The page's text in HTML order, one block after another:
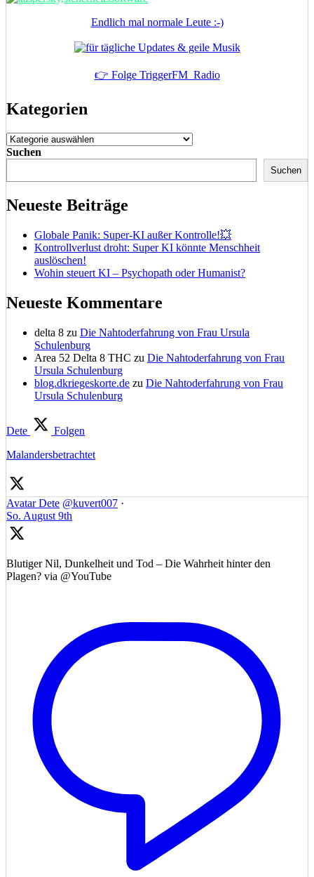
Endlich mal normale Leute :-)
👉 Folge TriggerFM_Radio
Kategorien
Kategorien
Suchen
Suchen
Neueste Beiträge
Globale Panik: Super-KI außer Kontrolle!💥
Kontrollverlust droht: Super KI könnte Menschheit
auslöschen!
Wohin steuert KI – Psychopath oder Humanist?
Neueste Kommentare
delta 8 zu Die Nahtoderfahrung von Frau Ursula
Schulenburg
Area 52 Delta 8 THC zu Die Nahtoderfahrung von Frau
Ursula Schulenburg
blog.dkriegeskorte.de zu Die Nahtoderfahrung von Frau
Ursula Schulenburg
Dete
Folgen
Malandersbetrachtet
Avatar Dete @kuvert007 ·
So. August 9th
Blutiger Nil, Dunkelheit und Tod – Die Wahrheit hinter den
Plagen? via @YouTube